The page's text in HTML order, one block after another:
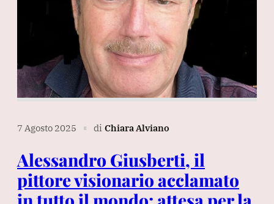
7 Agosto 2025 ∎ di Chiara Alviano
Alessandro Giusberti, il
pittore visionario acclamato